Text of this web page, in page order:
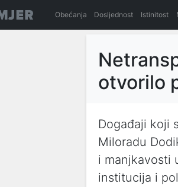
Obećanja Dosljednost Istinitost
otvorilo
Događaji koji
Miloradu
i manjkavosti
institucija i